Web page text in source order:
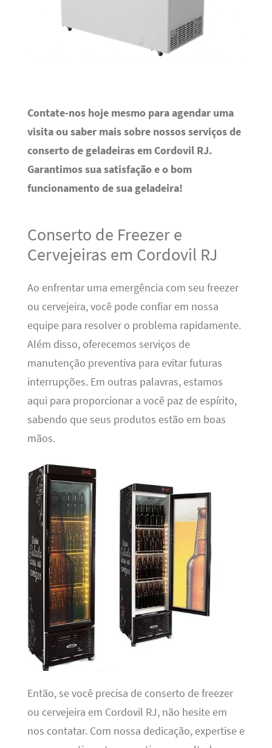
Contate-nos hoje mesmo para agendar uma
visita ou saber mais sobre nossos serviços de
conserto de geladeiras em Cordovil RJ.
Garantimos sua satisfação e o bom
funcionamento de sua geladeira!
Conserto de Freezer e
Cervejeiras em Cordovil RJ
Ao enfrentar uma emergência com seu freezer
ou cervejeira, você pode confiar em nossa
equipe para resolver o problema rapidamente.
Além disso, oferecemos serviços de
manutenção preventiva para evitar futuras
interrupções. Em outras palavras, estamos
aqui para proporcionar a você paz de espírito,
sabendo que seus produtos estão em boas
mãos.
Então, se você precisa de conserto de freezer
ou cervejeira em Cordovil RJ, não hesite em
nos contatar. Com nossa dedicação, expertise e